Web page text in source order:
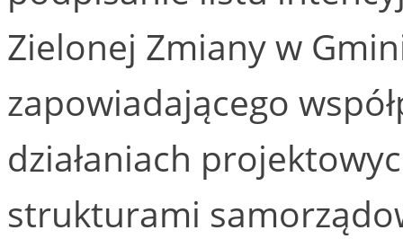
Zielonej Zmiany w
zapowiadającego
działaniach
strukturami